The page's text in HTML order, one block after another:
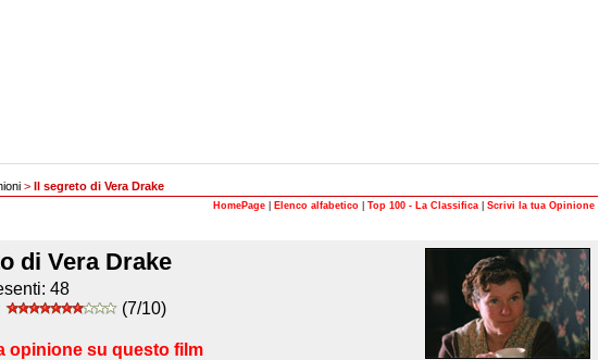
> Il segreto di Vera Drake
HomePage Elenco alfabetico Top 100 - La Classifica Scrivi la tua Opinione
di Vera Drake
48
(7/10)
opinione su questo film